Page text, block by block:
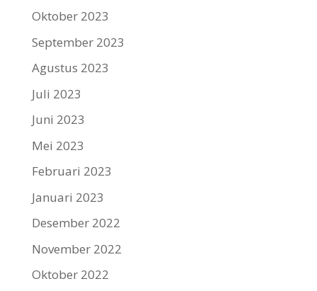
Oktober 2023
September 2023
Agustus 2023
Juli 2023
Juni 2023
Mei 2023
Februari 2023
Januari 2023
Desember 2022
November 2022
Oktober 2022